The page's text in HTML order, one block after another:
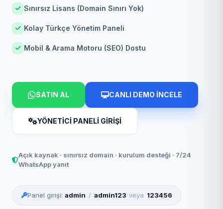
Sınırsız Lisans (Domain Sınırı Yok)
Kolay Türkçe Yönetim Paneli
Mobil & Arama Motoru (SEO) Dostu
SATIN AL CANLI DEMO İNCELE
YÖNETİCİ PANELİ GİRİŞİ
Açık kaynak · sınırsız domain · kurulum desteği · 7/24
WhatsApp yanıt
Panel girişi:admin / admin123 veya 123456